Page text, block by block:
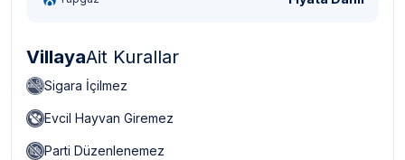
VillayaAit Kurallar
Sigara İçilmez
Evcil Hayvan Giremez
Parti Düzenlenemez